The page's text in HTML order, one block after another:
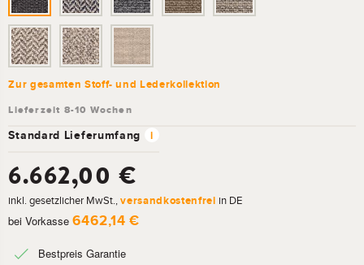
Zur gesamten Stoff- und Lederkollektion
Standard Lieferumfang i
6.662,00 €
inkl. gesetzlicher MwSt.,versandkostenfrei in DE
bei Vorkasse 6462,14 €
Bestpreis Garantie